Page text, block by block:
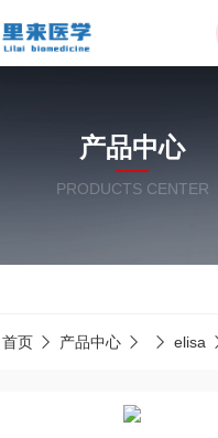
产品中心
PRODUCTS CENTER
首页 产品中心 elisa